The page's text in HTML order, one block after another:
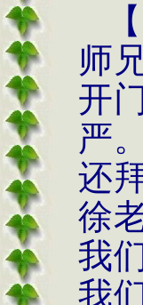
师
开
严
还
徐
我
我